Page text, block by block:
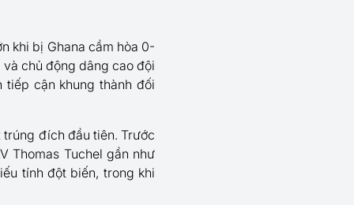
khi bị Ghana cầm hòa 0-
chủ động dâng cao đội
cận khung thành đối
đích đầu tiên. Trước
Thomas Tuchel gần như
tính đột biến, trong khi